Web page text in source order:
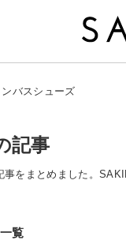
バスシューズ
記事
をまとめました。
覧